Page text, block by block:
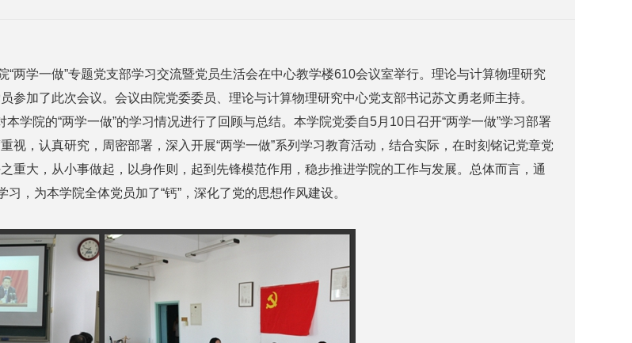
学一做”专题党支部学习交流暨党员生活会在中心教学楼610会议室举行。理论与计算物理研究
参加了此次会议。会议由院党委委员、理论与计算物理研究中心党支部书记苏文勇老师主持。
学院的“两学一做”的学习情况进行了回顾与总结。本学院党委自5月10日召开“两学一做”学习部署
视，认真研究，周密部署，深入开展“两学一做”系列学习教育活动，结合实际，在时刻铭记党章党
重大，从小事做起，以身作则，起到先锋模范作用，稳步推进学院的工作与发展。总体而言，通
习，为本学院全体党员加了“钙”，深化了党的思想作风建设。